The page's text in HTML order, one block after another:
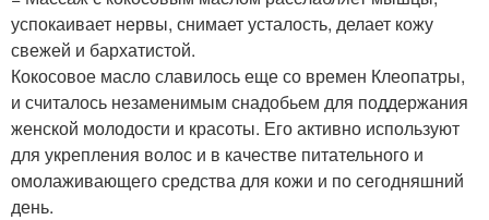
успокаивает нервы, снимает усталость, делает кожу
свежей и бархатистой.
Кокосовое масло славилось еще со времен Клеопатры,
и считалось незаменимым снадобьем для поддержания
женской молодости и красоты. Его активно используют
для укрепления волос и в качестве питательного и
омолаживающего средства для кожи и по сегодняшний
день.